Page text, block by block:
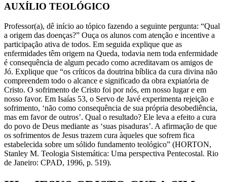
AUXÍLIO TEOLÓGICO
Professor(a), dê início ao tópico fazendo a seguinte pergunta: “Qual
a origem das doenças?” Ouça os alunos com atenção e incentive a
participação ativa de todos. Em seguida explique que as
enfermidades têm origem na Queda, todavia nem toda enfermidade
é consequência de algum pecado como acreditavam os amigos de
Jó. Explique que “os críticos da doutrina bíblica da cura divina não
compreendem todo o alcance e significado da obra expiatória de
Cristo. O sofrimento de Cristo foi por nós, em nosso lugar e em
nosso favor. Em Isaías 53, o Servo de Javé experimenta rejeição e
sofrimento, ‘não como consequência de sua própria desobediência,
mas em favor de outros’. Qual o resultado? Ele leva a efeito a cura
do povo de Deus mediante as ‘suas pisaduras’. A afirmação de que
os sofrimentos de Jesus trazem cura àqueles que sofrem fica
estabelecida sobre um sólido fundamento teológico” (HORTON,
Stanley M. Teologia Sistemática: Uma perspectiva Pentecostal. Rio
de Janeiro: CPAD, 1996, p. 519).